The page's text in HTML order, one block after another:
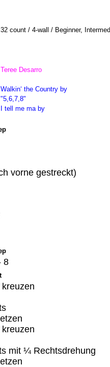
32 count / 4-wall / Beginner,
Teree Desarro
Walkin‘ the Country by
"5,6,7,8"
I tell me ma by
vorne gestreckt)
8
mit ¼ Rechtsdrehung